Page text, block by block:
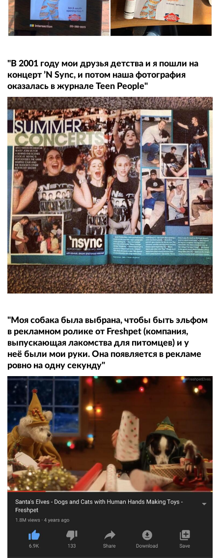
"В 2001 году мои друзья детства и я пошли на
концерт ’N Sync, и потом наша фотография
оказалась в журнале Teen People"
"Моя собака была выбрана, чтобы быть эльфом
в рекламном ролике от Freshpet (компания,
выпускающая лакомства для питомцев) и у
неё были мои руки. Она появляется в рекламе
ровно на одну секунду"